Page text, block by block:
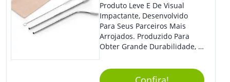
Produto Leve E De Visual
Impactante, Desenvolvido
Para Seus Parceiros Mais
Arrojados. Produzido Para
Obter Grande Durabilidade, É
Sua Marca De Forma Estilosa,
Agregando Valor Para Sua